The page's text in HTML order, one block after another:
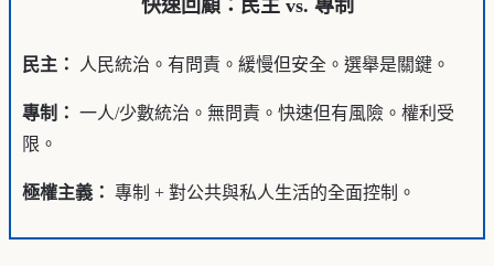
快速回顧：民主 vs. 專制
民主： 人民統治。有問責。緩慢但安全。選舉是關鍵。
專制： 一人/少數統治。無問責。快速但有風險。權利受
限。
極權主義： 專制 + 對公共與私人生活的全面控制。